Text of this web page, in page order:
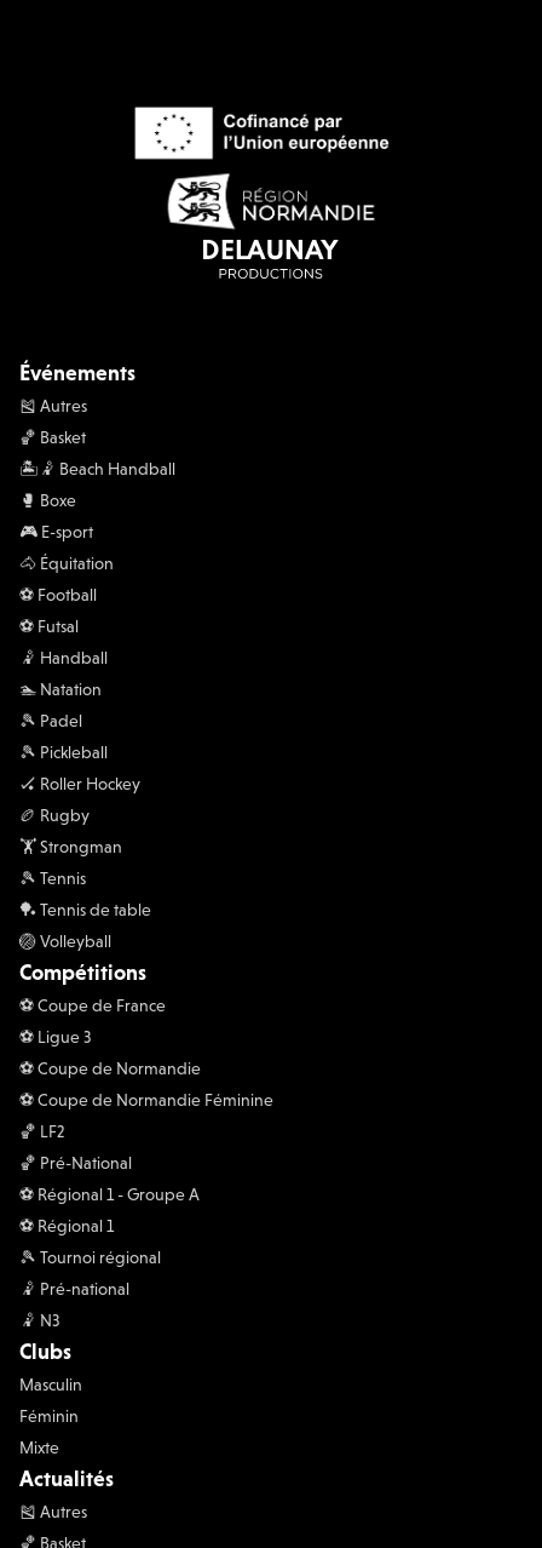
Événements
🎽 Autres
🏀 Basket
🏝️🤾 Beach Handball
🥊 Boxe
🎮 E-sport
🐴 Équitation
⚽️ Football
⚽️ Futsal
🤾 Handball
🏊 Natation
🎾 Padel
🎾 Pickleball
🏑 Roller Hockey
🏉 Rugby
🏋 Strongman
🎾 Tennis
🏓 Tennis de table
🏐 Volleyball
Compétitions
⚽️ Coupe de France
⚽️ Ligue 3
⚽️ Coupe de Normandie
⚽️ Coupe de Normandie Féminine
🏀 LF2
🏀 Pré-National
⚽️ Régional 1 - Groupe A
⚽️ Régional 1
🎾 Tournoi régional
🤾 Pré-national
🤾 N3
Clubs
Masculin
Féminin
Mixte
Actualités
🎽 Autres
🏀 Basket